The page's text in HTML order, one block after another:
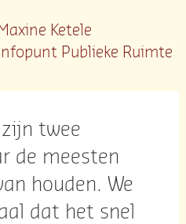
Ketele
Publieke Ruimte
twee
de meesten
houden. We
dat het snel